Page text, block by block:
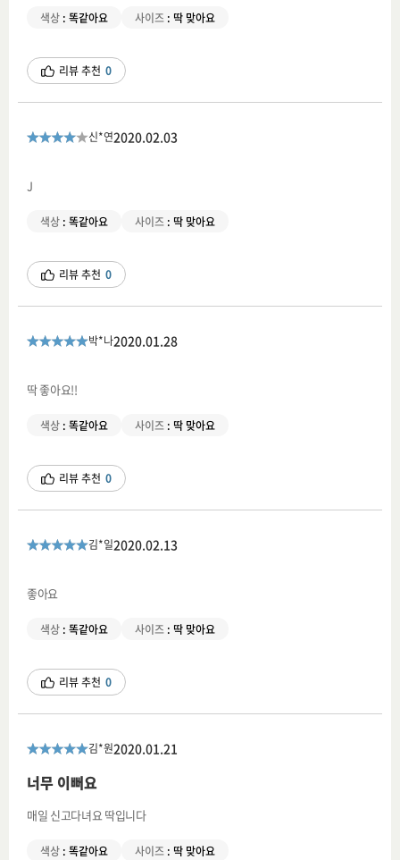
색상 : 똑같아요 사이즈 : 딱 맞아요
리뷰 추천 0
신*연2020.02.03
J
색상 : 똑같아요 사이즈 : 딱 맞아요
리뷰 추천 0
박*나2020.01.28
딱 좋아요!!
색상 : 똑같아요 사이즈 : 딱 맞아요
리뷰 추천 0
김*일2020.02.13
좋아요
색상 : 똑같아요 사이즈 : 딱 맞아요
리뷰 추천 0
김*원2020.01.21
너무 이뻐요
매일 신고다녀요 딱입니다
색상 : 똑같아요 사이즈 : 딱 맞아요